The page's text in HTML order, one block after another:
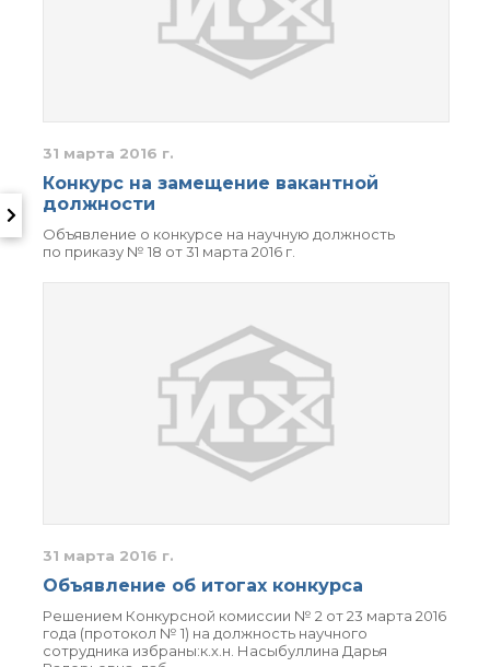
31 марта 2016 г.
Конкурс на замещение вакантной
должности
Объявление о конкурсе на научную должность
по приказу № 18 от 31 марта 2016 г.
31 марта 2016 г.
Объявление об итогах конкурса
Решением Конкурсной комиссии № 2 от 23 марта 2016
года (протокол № 1) на должность научного
сотрудника избраны:к.х.н. Насыбуллина Дарья